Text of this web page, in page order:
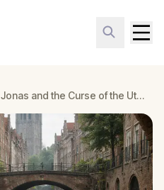
Lilliana Jonas and the Curse of the Utrecht Basilisk